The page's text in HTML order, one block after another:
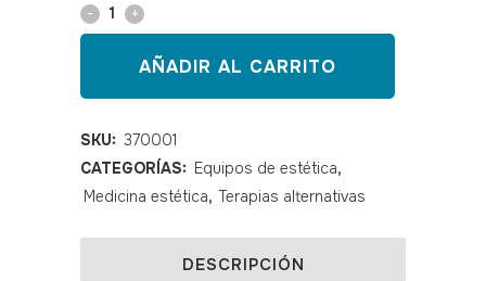
Masajeador
celulitis
MOVE
quantity
AÑADIR AL CARRITO
SKU: 370001
CATEGORÍAS: Equipos de estética,
Medicina estética, Terapias alternativas
DESCRIPCIÓN